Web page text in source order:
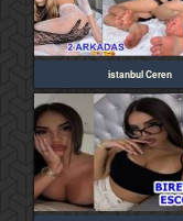
istanbul Ceren